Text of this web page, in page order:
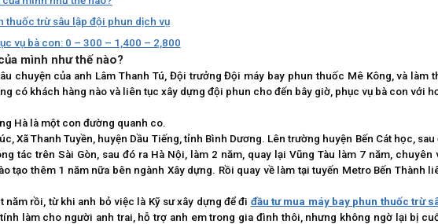
thuốc trừ sâu lập đội phun dịch vụ
vụ bà con: 0 – 300 – 1,400 – 2,800
mình như thế nào?
chuyện của anh Lâm Thanh Tú, Đội trưởng Đội máy bay phun thuốc Mê Kông, và làm
có khách hàng nào và liên tục xây dựng đội phun cho đến bây giờ, phục vụ bà con với
Hà là một con đường quanh co.
Xã Thanh Tuyền, huyện Dầu Tiếng, tỉnh Bình Dương. Lên trường huyện Bến Cát học, sau
tác trên Sài Gòn, sau đó ra Hà Nội, làm 2 năm, quay lại Vũng Tàu làm 7 năm, chuyên
tạo thêm 1 năm nữa bên ngành Xây dựng. Rồi quay về làm tại tuyến Metro Bến Thành
năm rồi, từ khi anh bỏ việc là Kỹ sư xây dựng để đi đầu tư mua máy bay phun thuốc trừ
làm cho người anh trai, hỗ trợ anh em trong gia đình thôi, nhưng không ngờ lại bị